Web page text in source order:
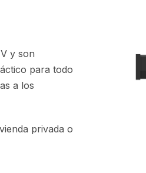
y son
para todo
a los
privada o